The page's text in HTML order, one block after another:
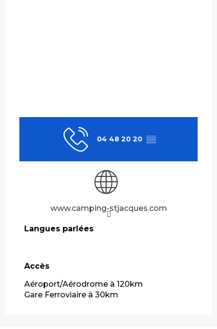
04 48 20 20 ▒▒
www.camping-stjacques.com
Langues parlées
Langues parlées
Accès
Accès
Aéroport/Aérodrome à 120km
Gare Ferroviaire à 30km